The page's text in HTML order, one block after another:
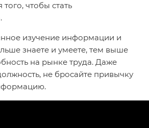
чтобы стать
изучение информации и
знаете и умеете, тем выше
на рынке труда. Даже
не бросайте привычку